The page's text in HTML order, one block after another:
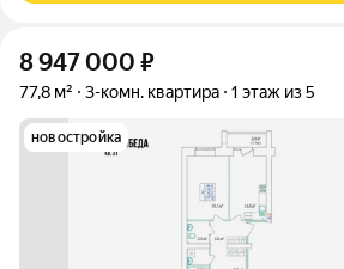
8 947 000 ₽
77,8 м² 3-комн. квартира 1 этаж из 5
новостройка